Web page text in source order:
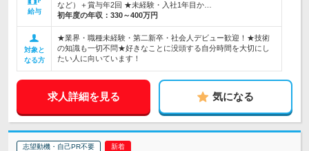
給与
など）＋賞与年2回 ★未経験・入社1年目か…
初年度の年収： 330～400万円
対象と
なる方
★業界・職種未経験・第二新卒・社会人デビュー歓迎！★技術
の知識も一切不問★好きなことに没頭する自分時間を大切にし
たい人に向いています！
求人詳細を見る 気になる
志望動機・自己PR不要